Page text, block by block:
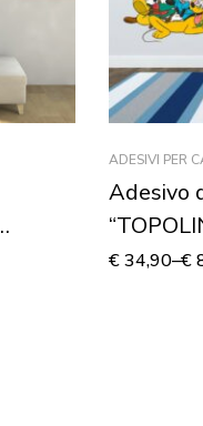
ADESIVI PER
Adesivo
Adesivo
€34,90–€